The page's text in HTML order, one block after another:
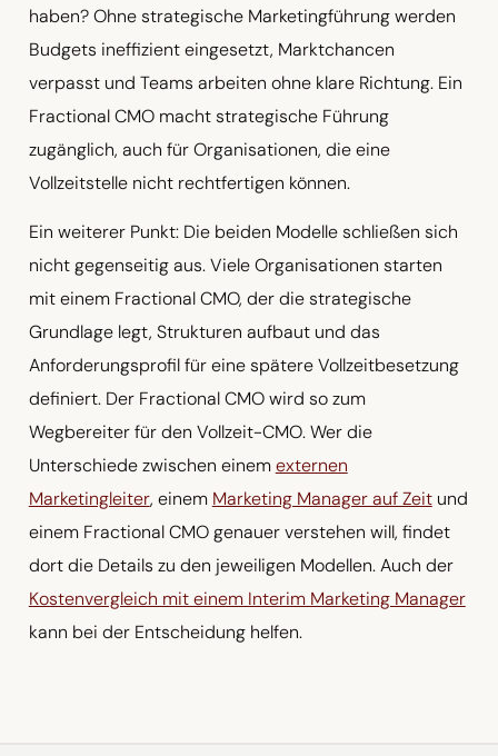
haben? Ohne strategische Marketingführung werden
Budgets ineffizient eingesetzt, Marktchancen
verpasst und Teams arbeiten ohne klare Richtung. Ein
Fractional CMO macht strategische Führung
zugänglich, auch für Organisationen, die eine
Vollzeitstelle nicht rechtfertigen können.
Ein weiterer Punkt: Die beiden Modelle schließen sich
nicht gegenseitig aus. Viele Organisationen starten
mit einem Fractional CMO, der die strategische
Grundlage legt, Strukturen aufbaut und das
Anforderungsprofil für eine spätere Vollzeitbesetzung
definiert. Der Fractional CMO wird so zum
Wegbereiter für den Vollzeit-CMO. Wer die
Unterschiede zwischen einemexternen
Marketingleiter, einem Marketing Manager auf Zeitund
einem Fractional CMO genauer verstehen will, findet
dort die Details zu den jeweiligen Modellen. Auch der
Kostenvergleich mit einem Interim Marketing Manager
kann bei der Entscheidung helfen.